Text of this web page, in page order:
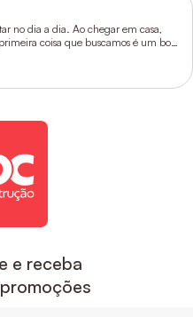
no dia a dia. Ao chegar em casa,
coisa que buscamos é um bom
água ideais.
e receba